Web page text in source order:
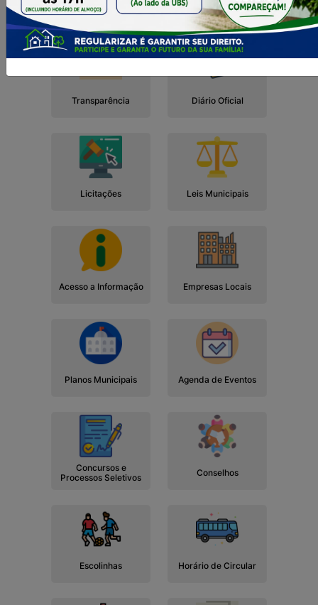
Transparência Diário Oficial
Licitações Leis Municipais
Acesso a Informação Empresas Locais
Planos Municipais Agenda de Eventos
Concursos e
Processos Seletivos
Conselhos
Escolinhas Horário de Circular